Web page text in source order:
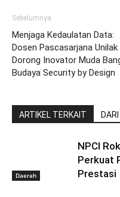
Sebelumnya
Menjaga Kedaulatan Data:
Dosen Pascasarjana Unilak
Dorong Inovator Muda
Budaya Security by Design
ARTIKEL TERKAIT
Daerah
NPCI
Perkuat
Prestasi